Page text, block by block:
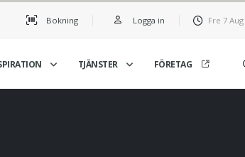
Bokning Logga in Fre 7 Aug
TJÄNSTER FÖRETAG